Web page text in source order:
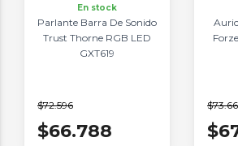
En stock
Parlante Barra De Sonido
Trust Thorne RGB LED
GXT619
$72.596
$66.788